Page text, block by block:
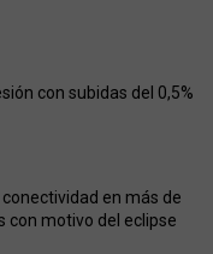
con subidas del 0,5%
en más de
con motivo del eclipse